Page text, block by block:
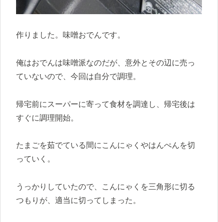
作りました。味噌おでんです。
俺はおでんは味噌派なのだが、意外とその辺に売っ
ていないので、今回は自分で調理。
帰宅前にスーパーに寄って食材を調達し、帰宅後は
すぐに調理開始。
たまごを茹でている間にこんにゃくやはんぺんを切
っていく。
うっかりしていたので、こんにゃくを三角形に切る
つもりが、適当に切ってしまった。